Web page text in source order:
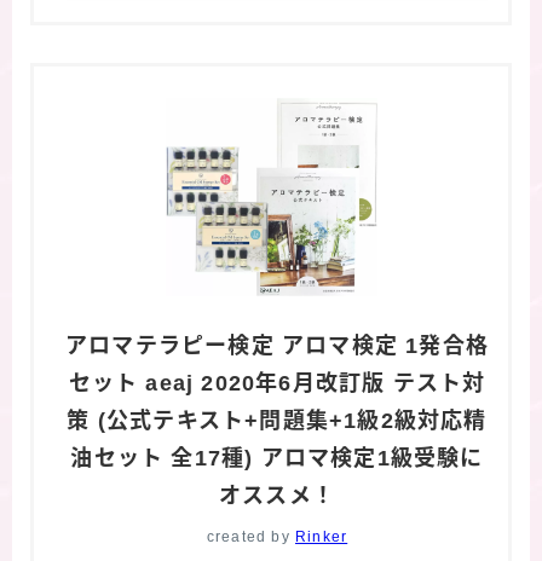
アロマテラピー検定 アロマ検定 1発合格
セット aeaj 2020年6月改訂版 テスト対
策 (公式テキスト+問題集+1級2級対応精
油セット 全17種) アロマ検定1級受験に
オススメ！
created by Rinker